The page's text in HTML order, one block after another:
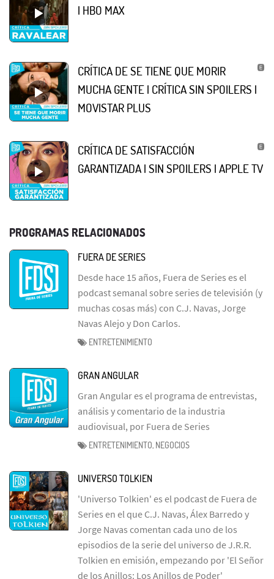
| HBO MAX
CRÍTICA DE SE TIENE QUE MORIR
MUCHA GENTE | CRÍTICA SIN SPOILERS |
MOVISTAR PLUS
CRÍTICA DE SATISFACCIÓN
GARANTIZADA | SIN SPOILERS | APPLE TV
PROGRAMAS RELACIONADOS
FUERA DE SERIES
Desde hace 15 años, Fuera de Series es el
podcast semanal sobre series de televisión (y
muchas cosas más) con C.J. Navas, Jorge
Navas Alejo y Don Carlos.
ENTRETENIMIENTO
GRAN ANGULAR
Gran Angular es el programa de entrevistas,
análisis y comentario de la industria
audiovisual, por Fuera de Series
ENTRETENIMIENTO, NEGOCIOS
UNIVERSO TOLKIEN
'Universo Tolkien' es el podcast de Fuera de
Series en el que C.J. Navas, Álex Barredo y
Jorge Navas comentan cada uno de los
episodios de la serie del universo de J.R.R.
Tolkien en emisión, empezando por 'El Señor
de los Anillos: Los Anillos de Poder'